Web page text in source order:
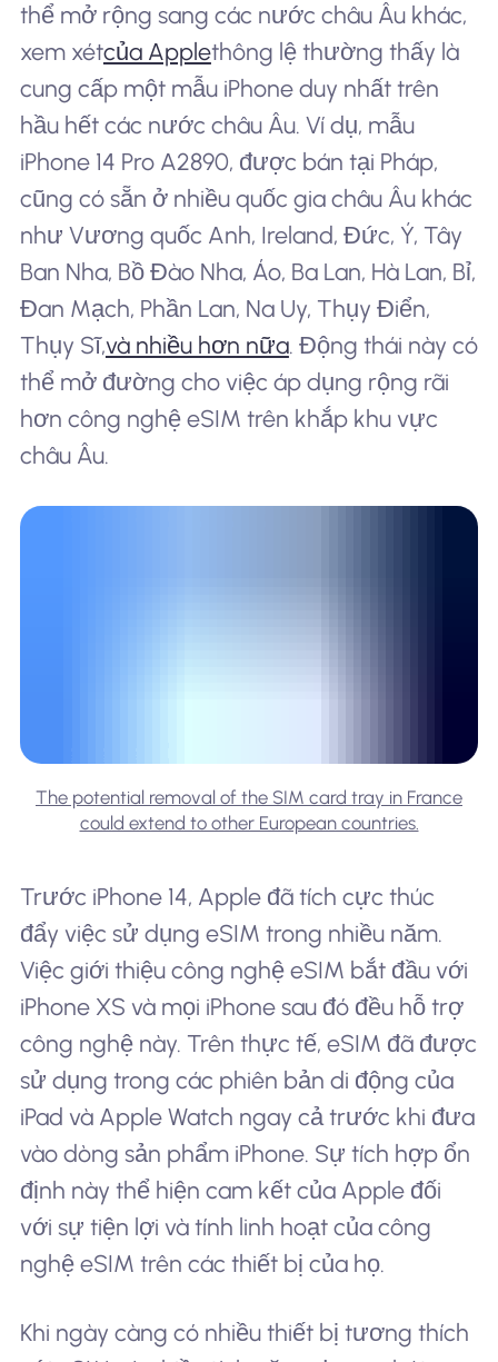
thể mở rộng sang các nước châu Âu khác,
xem xétcủa Applethông lệ thường thấy là
cung cấp một mẫu iPhone duy nhất trên
hầu hết các nước châu Âu. Ví dụ, mẫu
iPhone 14 Pro A2890, được bán tại Pháp,
cũng có sẵn ở nhiều quốc gia châu Âu khác
như Vương quốc Anh, Ireland, Đức, Ý, Tây
Ban Nha, Bồ Đào Nha, Áo, Ba Lan, Hà Lan, Bỉ,
Đan Mạch, Phần Lan, Na Uy, Thụy Điển,
Thụy Sĩ,và nhiều hơn nữa. Động thái này có
thể mở đường cho việc áp dụng rộng rãi
hơn công nghệ eSIM trên khắp khu vực
châu Âu.
The potential removal of the SIM card tray in France
could extend to other European countries.
Trước iPhone 14, Apple đã tích cực thúc
đẩy việc sử dụng eSIM trong nhiều năm.
Việc giới thiệu công nghệ eSIM bắt đầu với
iPhone XS và mọi iPhone sau đó đều hỗ trợ
công nghệ này. Trên thực tế, eSIM đã được
sử dụng trong các phiên bản di động của
iPad và Apple Watch ngay cả trước khi đưa
vào dòng sản phẩm iPhone. Sự tích hợp ổn
định này thể hiện cam kết của Apple đối
với sự tiện lợi và tính linh hoạt của công
nghệ eSIM trên các thiết bị của họ.
Khi ngày càng có nhiều thiết bị tương thích